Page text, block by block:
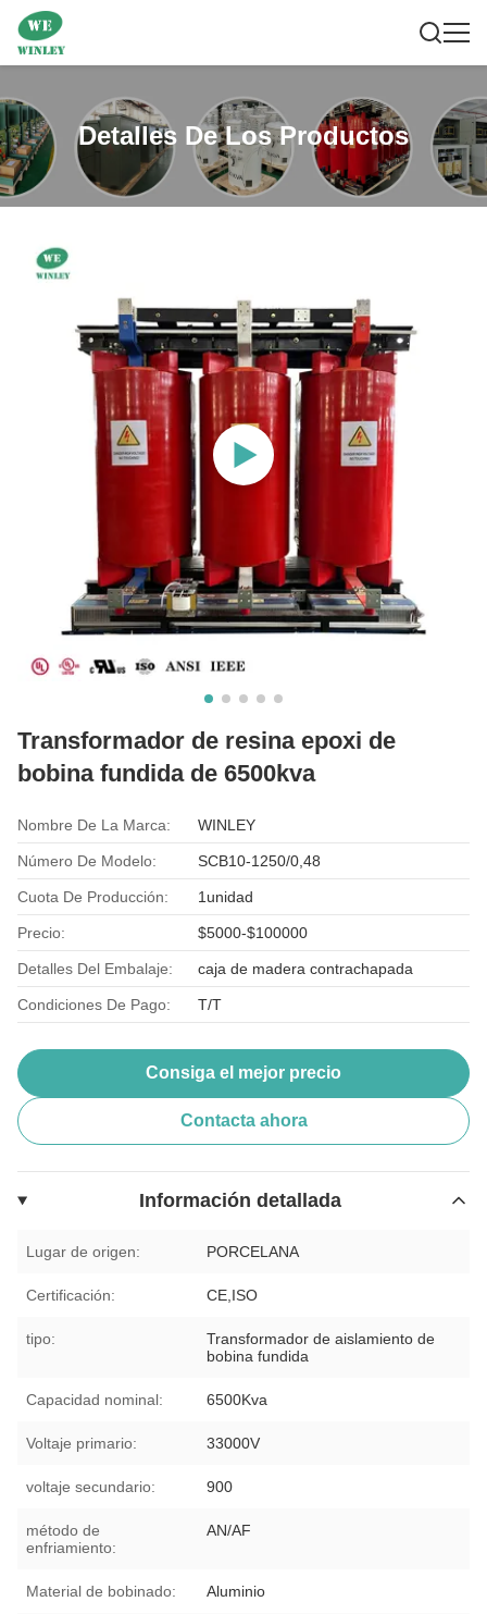
Detalles De Los Productos
Transformador de resina epoxi de
bobina fundida de 6500kva
Nombre De La Marca: WINLEY
Número De Modelo: SCB10-1250/0,48
Cuota De Producción: 1unidad
Precio: $5000-$100000
Detalles Del Embalaje: caja de madera contrachapada
Condiciones De Pago: T/T
Consiga el mejor precio
Contacta ahora
Información detallada
Lugar de origen: PORCELANA
Certificación: CE,ISO
tipo:
Transformador de aislamiento de
bobina fundida
Capacidad nominal: 6500Kva
Voltaje primario: 33000V
voltaje secundario: 900
método de
enfriamiento:
AN/AF
Material de bobinado: Aluminio